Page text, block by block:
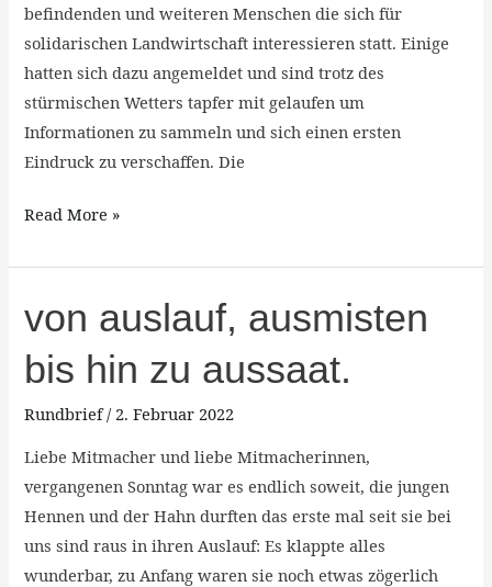
befindenden und weiteren Menschen die sich für
solidarischen Landwirtschaft interessieren statt. Einige
hatten sich dazu angemeldet und sind trotz des
stürmischen Wetters tapfer mit gelaufen um
Informationen zu sammeln und sich einen ersten
Eindruck zu verschaffen. Die
Read More »
von auslauf, ausmisten
bis hin zu aussaat.
Rundbrief/2. Februar 2022
Liebe Mitmacher und liebe Mitmacherinnen,
vergangenen Sonntag war es endlich soweit, die jungen
Hennen und der Hahn durften das erste mal seit sie bei
uns sind raus in ihren Auslauf: Es klappte alles
wunderbar, zu Anfang waren sie noch etwas zögerlich
auslauf,
ausmisten
hin
zu
aussaat.